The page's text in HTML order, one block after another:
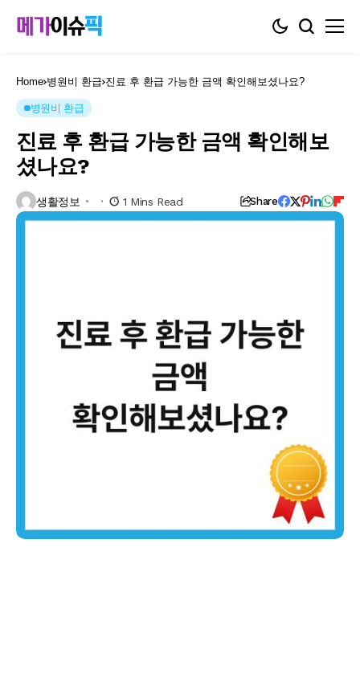
Home 병원비 환급 진료 후 환급 가능한 금액 확인해보셨나요?
병원비 환급
진료 후 환급 가능한 금액 확인해보
셨나요?
생활정보 1 Mins Read Share